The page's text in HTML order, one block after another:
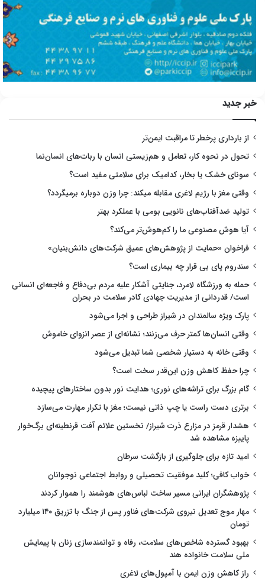
خبر جدید
از بارداری پرخطر تا مراقبت ایمن‌تر
تحول در نحوه کار، تعامل و هم‌زیستی انسان با ربات‌های انسان‌نما
سونای خشک یا بخار، کدامیک برای سلامتی مفید است؟
وقتی مغز با رژیم لاغری مقابله میکند: چرا وزن دوباره برمیگردد؟
تولید ضدآفتاب‌های نانویی بومی با عملکرد بهتر
آیا هوش مصنوعی ما را کم‌هوش‌تر می‌کند؟
فراخوان «حمایت از پژوهش‌های عمیق شرکت‌های دانش‌بنیان»
سندروم پای بی قرار چه بیماری است؟
حمله به ورزشگاه لامرد، جنایتی آشکار علیه مردم بی‌دفاع و فاجعه‌ای انسانی
است/ قدردانی از مدیریت جهادی کادر سلامت در بحران
پارک ویژه سالمندان در شیراز طراحی و اجرا می‌شود
وقتی انسان‌ها کمتر حرف می‌زنند؛ نشانه‌ای از عصر انزوای خاموش
وقتی خانه به دستیار شخصی شما تبدیل می‌شود
چرا حفظ کاهش وزن این‌قدر سخت است؟
گام بزرگ برای تراشه‌های نوری؛ هدایت نور بدون ساختارهای پیچیده
برتری دست راست یا چپ ذاتی نیست؛ مغز با تکرار مهارت می‌سازد
هشدار قرمز در مزارع ذرت شیراز/ نخستین علائم آفت قرنطینه‌ای برگ‌خوار
پاییزه مشاهده شد
امید تازه برای جلوگیری از بازگشت سرطان
خواب کافی؛ کلید موفقیت تحصیلی و روابط اجتماعی نوجوانان
پژوهشگران ایرانی مسیر ساخت لباس‌های هوشمند را هموار کردند
مهار موج تعدیل نیروی شرکت‌های فناور پس از جنگ با تزریق ۱۴۰ میلیارد
تومان
بهبود گسترده شاخص‌های سلامت، رفاه و توانمندسازی زنان با پیمایش
ملی سلامت خانواده هند
راز کاهش وزن ایمن با آمپول‌های لاغری